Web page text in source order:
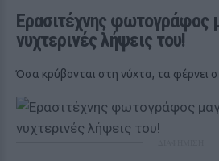
Ερασιτέχνης φωτογράφος
νυχτερινές λήψεις του!
Όσα κρύβονται στη νύχτα, τα φέρνει